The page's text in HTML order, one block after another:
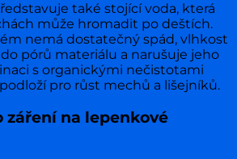
také stojící voda, která
může hromadit po deštích.
nemá dostatečný spád, vlhkost
pórů materiálu a narušuje jeho
s organickými nečistotami
pro růst mechů a lišejníků.
záření na lepenkové